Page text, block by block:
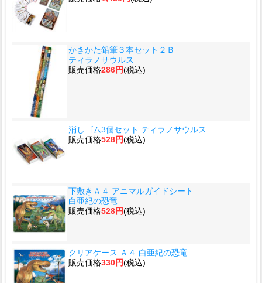
かきかた鉛筆３本セット２Ｂ
ティラノサウルス
販売価格286円(税込)
消しゴム3個セット ティラノサウルス
販売価格528円(税込)
下敷きＡ４ アニマルガイドシート
白亜紀の恐竜
販売価格528円(税込)
クリアケース Ａ４ 白亜紀の恐竜
販売価格330円(税込)